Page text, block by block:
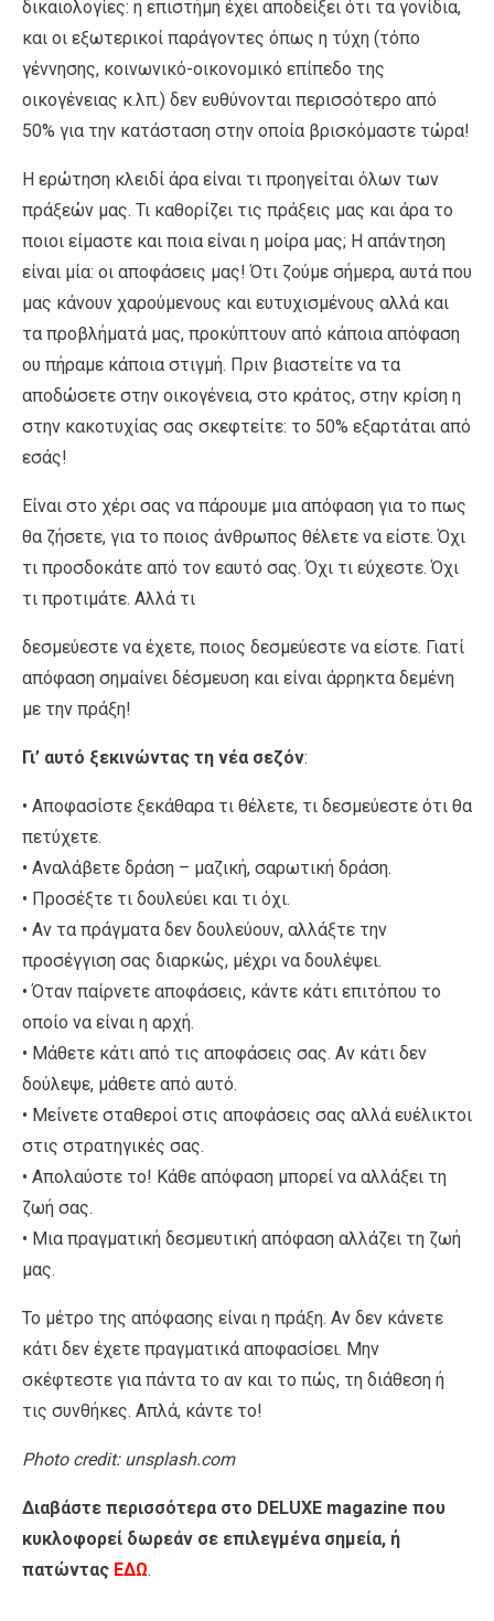
δικαιολογίες: η επιστήμη έχει αποδείξει ότι τα γονίδια,
και οι εξωτερικοί παράγοντες όπως η τύχη (τόπο
γέννησης, κοινωνικό-οικονομικό επίπεδο της
οικογένειας κ.λπ.) δεν ευθύνονται περισσότερο από
50% για την κατάσταση στην οποία βρισκόμαστε τώρα!
Η ερώτηση κλειδί άρα είναι τι προηγείται όλων των
πράξεών μας. Τι καθορίζει τις πράξεις μας και άρα το
ποιοι είμαστε και ποια είναι η μοίρα μας; Η απάντηση
είναι μία: οι αποφάσεις μας! Ότι ζούμε σήμερα, αυτά που
μας κάνουν χαρούμενους και ευτυχισμένους αλλά και
τα προβλήματά μας, προκύπτουν από κάποια απόφαση
ου πήραμε κάποια στιγμή. Πριν βιαστείτε να τα
αποδώσετε στην οικογένεια, στο κράτος, στην κρίση η
στην κακοτυχίας σας σκεφτείτε: το 50% εξαρτάται από
εσάς!
Είναι στο χέρι σας να πάρουμε μια απόφαση για το πως
θα ζήσετε, για το ποιος άνθρωπος θέλετε να είστε. Όχι
τι προσδοκάτε από τον εαυτό σας. Όχι τι εύχεστε. Όχι
τι προτιμάτε. Αλλά τι
δεσμεύεστε να έχετε, ποιος δεσμεύεστε να είστε. Γιατί
απόφαση σημαίνει δέσμευση και είναι άρρηκτα δεμένη
με την πράξη!
Γι’ αυτό ξεκινώντας τη νέα σεζόν:
• Αποφασίστε ξεκάθαρα τι θέλετε, τι δεσμεύεστε ότι θα
πετύχετε.
• Αναλάβετε δράση – μαζική, σαρωτική δράση.
• Προσέξτε τι δουλεύει και τι όχι.
• Αν τα πράγματα δεν δουλεύουν, αλλάξτε την
προσέγγιση σας διαρκώς, μέχρι να δουλέψει.
• Όταν παίρνετε αποφάσεις, κάντε κάτι επιτόπου το
οποίο να είναι η αρχή.
• Μάθετε κάτι από τις αποφάσεις σας. Αν κάτι δεν
δούλεψε, μάθετε από αυτό.
• Μείνετε σταθεροί στις αποφάσεις σας αλλά ευέλικτοι
στις στρατηγικές σας.
• Απολαύστε το! Κάθε απόφαση μπορεί να αλλάξει τη
ζωή σας.
• Μια πραγματική δεσμευτική απόφαση αλλάζει τη ζωή
μας.
Το μέτρο της απόφασης είναι η πράξη. Αν δεν κάνετε
κάτι δεν έχετε πραγματικά αποφασίσει. Μην
σκέφτεστε για πάντα το αν και το πώς, τη διάθεση ή
τις συνθήκες. Απλά, κάντε το!
Photo credit: unsplash.com
Διαβάστε περισσότερα στο DELUXE magazine που
κυκλοφορεί δωρεάν σε επιλεγμένα σημεία, ή
πατώντας ΕΔΩ.